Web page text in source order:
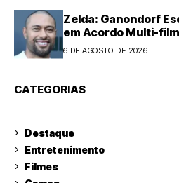
Zelda: Ganondorf
em Acordo Multi-
6 DE AGOSTO DE 2026
CATEGORIAS
Destaque
Entretenimento
Filmes